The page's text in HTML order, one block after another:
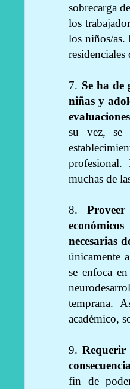
sobrecarga
los
los niños/as.
7. Se ha de
niñas y
su vez, se
profesional.
muchas de
8.
necesarias
únicamente
se enfoca
temprana.
académico,
9. Requerir
fin de